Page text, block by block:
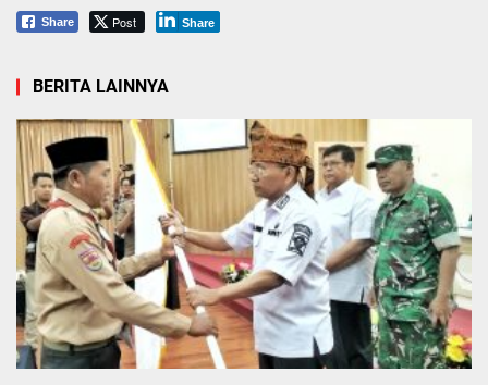
Share Post Share
BERITA LAINNYA